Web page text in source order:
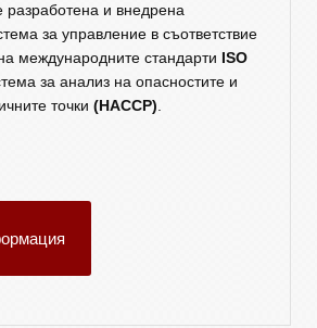
разработена и внедрена
за управление в съответствие
международните стандарти ISO
за анализ на опасностите и
точки (HACCP).